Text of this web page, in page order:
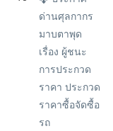
ด่านศุลกากร
มาบตาพุด
เรื่อง ผู้ชนะ
การประกวด
ราคา ประกวด
ราคาซื้อจัดซื้อ
รถ